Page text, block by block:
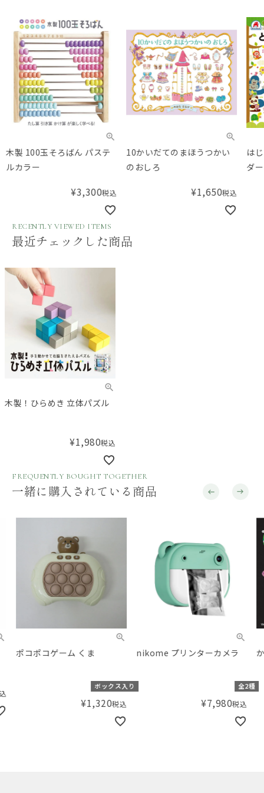
木製 100玉そろばん パステ
ルカラー
¥3,300税込
10かいだてのまほうつかい
のおしろ
¥1,650税込
は
ダー
RECENTLY VIEWED ITEMS
最近チェックした商品
木製！ひらめき 立体パズル
¥1,980税込
FREQUENTLY BOUGHT TOGETHER
一緒に購入されている商品
ポコポコゲーム くま
ボックス入り
1,320税込
nikome プリンターカメラ
全2種
7,980税込
か